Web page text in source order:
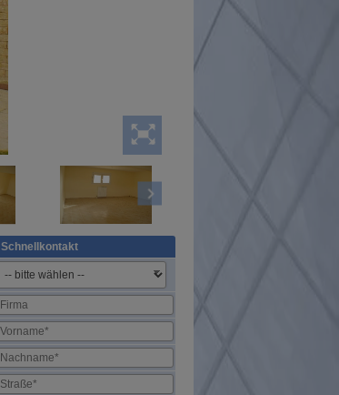
Schnellkontakt